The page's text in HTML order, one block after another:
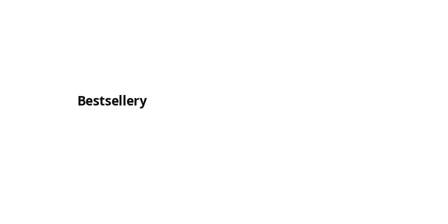
Bestsellery